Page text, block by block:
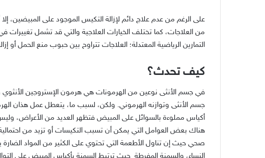
على الرغم من عدم علاج دائم لإزالة التكيس الموجود على المبيضين،
من العلاجات، كما تختلف الخيارات العلاجية والتي قد تشمل
التمارين الرياضية المعتدلة؛ العلاجات تتراوح بين حبوب منع الحمل أو
كيف تحدث؟
في جسم الأنثى نوعين من الهرمونات هي هرمون الإستروجين
جسم الأنثى وتوازنه الهرموني. ولكن، لسبب ما، يتعطل عمل هذان
أكياس مملوءة بالسوائل على المبيض فتظهر العديد من الأعراض،
هناك بعض العوامل التي يمكن أن تسبب التكيسات أو تزيد من احتمالية
صحي حيث إن تناول الأطعمة التي تحتوي على الكثير من المواد